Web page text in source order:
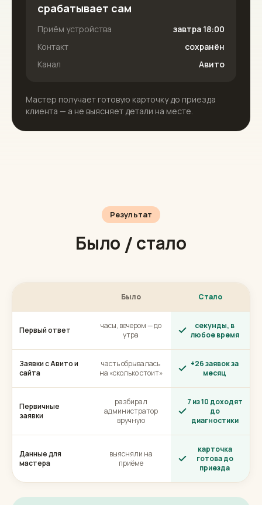
срабатывает сам
Приём устройства
завтра 18:00
Контакт
сохранён
Канал
Авито
Мастер получает готовую карточку до приезда
клиента — а не выясняет детали на месте.
Результат
Было / стало
Было Стало
Первый ответ
часы, вечером — до
утра
секунды, в
любое время
Заявки с Авито и
сайта
часть обрывалась
на «сколько стоит»
+26 заявок за
месяц
Первичные
заявки
разбирал
администратор
вручную
7 из 10 доходят
до
диагностики
Данные для
мастера
выясняли на
приёме
карточка
готова до
приезда